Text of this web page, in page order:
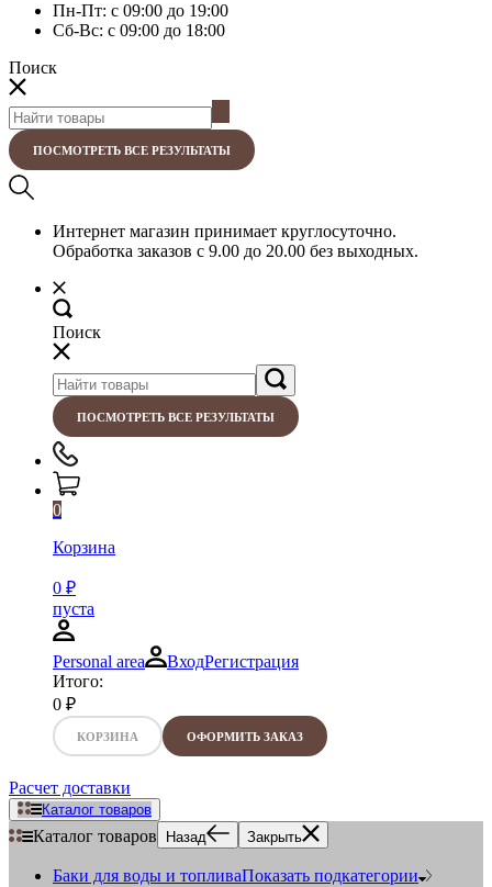
Пн-Пт: с 09:00 до 19:00
Сб-Вс: с 09:00 до 18:00
Поиск
ПОСМОТРЕТЬ ВСЕ РЕЗУЛЬТАТЫ
Интернет магазин принимает круглосуточно.
Обработка заказов с 9.00 до 20.00 без выходных.
Поиск
ПОСМОТРЕТЬ ВСЕ РЕЗУЛЬТАТЫ
0
Корзина
0 ₽
пуста
Personal area ВходРегистрация
Итого:
0 ₽
КОРЗИНА ОФОРМИТЬ ЗАКАЗ
Расчет доставки
Каталог товаров
Каталог товаров Назад Закрыть
Баки для воды и топливаПоказать подкатегории